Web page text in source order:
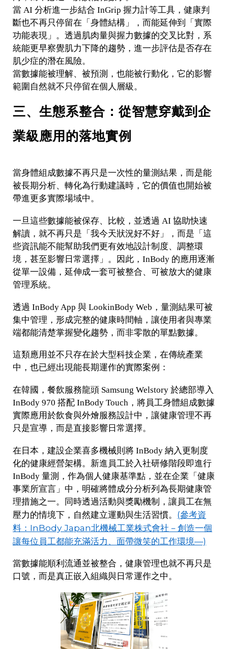
當 AI 分析進一步結合 InGrip 握力計等工具，健康判
斷也不再只停留在「身體結構」，而能延伸到「實際
功能表現」。透過肌肉量與握力數據的交叉比對，系
統能更早察覺肌力下降的趨勢，進一步評估是否存在
肌少症的潛在風險。
當數據能被理解、被預測，也能被行動化，它的影響
範圍自然就不只停留在個人層級。
三、生態系整合：從智慧穿戴到企
業級應用的落地實例
當身體組成數據不再只是一次性的量測結果，而是能
被長期分析、轉化為行動建議時，它的價值也開始被
帶進更多實際場域中。
一旦這些數據能被保存、比較，並透過 AI 協助快速
解讀，就不再只是「我今天狀況好不好」，而是「這
些資訊能不能幫助我們更有效地設計制度、調整環
境，甚至影響日常選擇」。因此，InBody 的應用逐漸
從單一設備，延伸成一套可被整合、可被放大的健康
管理系統。
透過 InBody App 與 LookinBody Web，量測結果可被
集中管理，形成完整的健康時間軸，讓使用者與專業
端都能清楚掌握變化趨勢，而非零散的單點數據。
這類應用並不只存在於大型科技企業，在傳統產業
中，也已經出現能長期運作的實際案例：
在韓國，餐飲服務龍頭 Samsung Welstory 於總部導入
InBody 970 搭配 InBody Touch，將員工身體組成數據
實際應用於飲食與外燴服務設計中，讓健康管理不再
只是宣導，而是直接影響日常選擇。
在日本，建設企業喜多機械則將 InBody 納入更制度
化的健康經營架構。新進員工於入社研修階段即進行
InBody 量測，作為個人健康基準點，並在企業「健康
事業所宣言」中，明確將體成分分析列為長期健康管
理措施之一。同時透過活動與獎勵機制，讓員工在無
壓力的情境下，自然建立運動與生活習慣。 (參考資
料：InBody Japan北機械工業株式會社－創造一個
讓每位員工都能充滿活力、面帶微笑的工作環境—)
當數據能順利流通並被整合，健康管理也就不再只是
口號，而是真正嵌入組織與日常運作之中。